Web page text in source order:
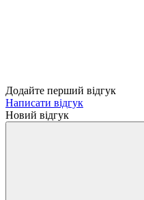
Додайте перший відгук
Написати відгук
Новий відгук